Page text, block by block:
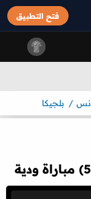
فتح التطبيق
بلجيكا